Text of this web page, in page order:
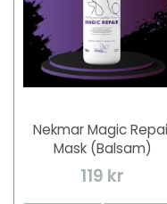
Nekmar Magic
Mask (Balsam)
119 kr